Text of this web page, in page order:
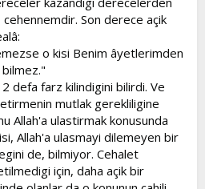
Son derece açik
o kisi Benim âyetlerimden
defa farz kilindigini bilirdi. Ve
mutlak gerekliligine
Allah'a ulastirmak konusunda
Allah'a ulasmayi dilemeyen bir
de, bilmiyor. Cehalet
için, daha açik bir